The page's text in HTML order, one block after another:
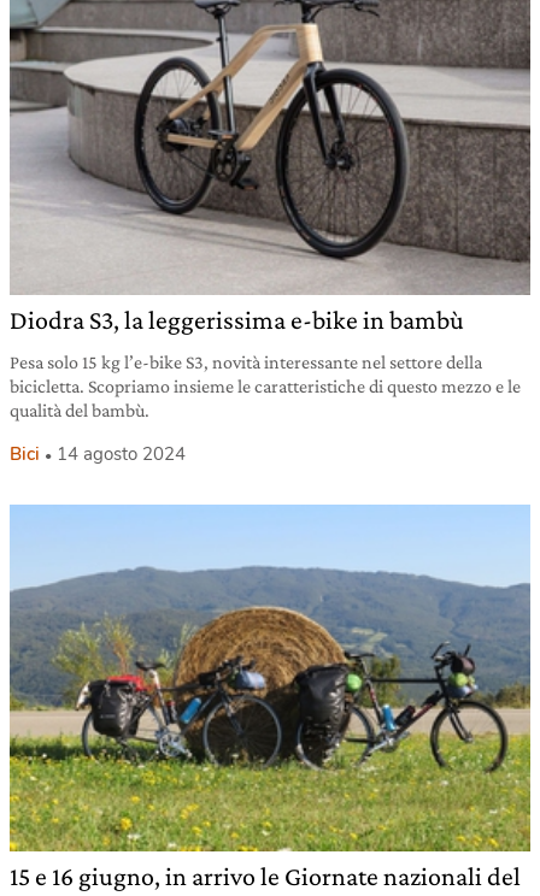
Diodra S3, la leggerissima e-bike in bambù
Pesa solo 15 kg l’e-bike S3, novità interessante nel settore della
bicicletta. Scopriamo insieme le caratteristiche di questo mezzo e le
qualità del bambù.
Bici 14 agosto 2024
15 e 16 giugno, in arrivo le Giornate nazionali del